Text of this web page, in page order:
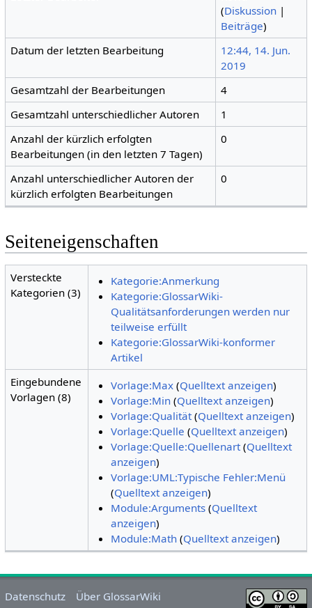
(Diskussion |
Beiträge)
Datum der letzten Bearbeitung
12:44, 14. Jun.
2019
Gesamtzahl der Bearbeitungen
4
Gesamtzahl unterschiedlicher Autoren
1
Anzahl der kürzlich erfolgten
Bearbeitungen (in den letzten 7 Tagen)
0
Anzahl unterschiedlicher Autoren der
kürzlich erfolgten Bearbeitungen
0
Seiteneigenschaften
Versteckte
Kategorien (3)
Kategorie:Anmerkung
Kategorie:GlossarWiki-
Qualitätsanforderungen werden nur
teilweise erfüllt
Kategorie:GlossarWiki-konformer
Artikel
Eingebundene
Vorlagen (8)
Vorlage:Max(Quelltext anzeigen)
Vorlage:Min(Quelltext anzeigen)
Vorlage:Qualität(Quelltext anzeigen)
Vorlage:Quelle (Quelltext anzeigen)
Vorlage:Quelle:Quellenart(Quelltext
anzeigen)
Vorlage:UML:Typische Fehler:Menü
(Quelltext anzeigen)
Module:Arguments(Quelltext
anzeigen)
Module:Math(Quelltext anzeigen)
Datenschutz
Über GlossarWiki